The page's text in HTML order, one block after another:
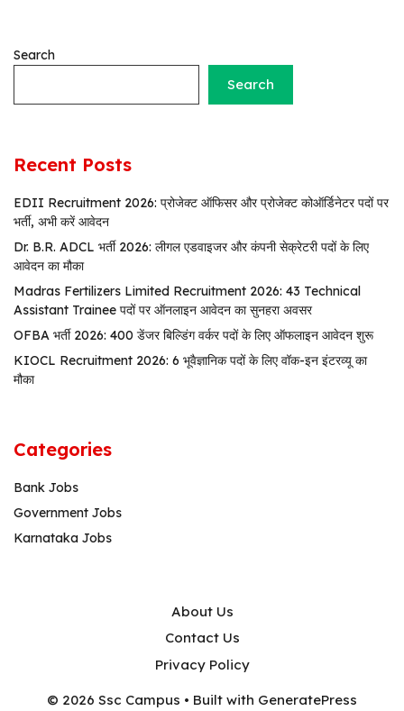
Search
Search
Recent Posts
EDII Recruitment 2026: प्रोजेक्ट ऑफिसर और प्रोजेक्ट कोऑर्डिनेटर पदों पर
भर्ती, अभी करें आवेदन
Dr. B.R. ADCL भर्ती 2026: लीगल एडवाइजर और कंपनी सेक्रेटरी पदों के लिए
आवेदन का मौका
Madras Fertilizers Limited Recruitment 2026: 43 Technical
Assistant Trainee पदों पर ऑनलाइन आवेदन का सुनहरा अवसर
OFBA भर्ती 2026: 400 डेंजर बिल्डिंग वर्कर पदों के लिए ऑफलाइन आवेदन शुरू
KIOCL Recruitment 2026: 6 भूवैज्ञानिक पदों के लिए वॉक-इन इंटरव्यू का
मौका
Categories
Bank Jobs
Government Jobs
Karnataka Jobs
About Us
Contact Us
Privacy Policy
© 2026 Ssc Campus • Built with GeneratePress